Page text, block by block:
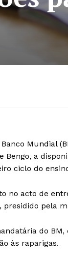
Mundial
Bengo, a
ciclo do
no acto de
presidido pela
do
às raparigas.